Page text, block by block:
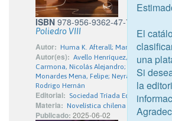
ISBN 978-956-9362-47-7
Poliedro VIII
Autor: Huma K. Afterall; Mariano Pudú;
Autor(es): Avello Henríquez, Mariano;
Carmona, Nicolás Alejandro; Flores
Monardes Mena, Felipe; Neyra, Daniel;
Rodrigo Hernán
Editorial: Sociedad Tríada Ediciones
Materia: Novelística chilena
Publicado: 2025-06-02
El
una
Si
la